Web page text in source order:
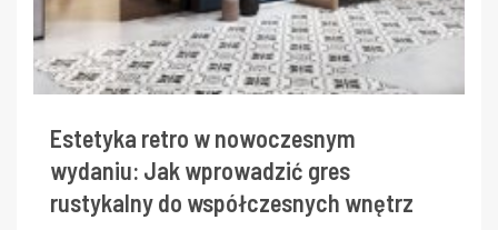
Estetyka retro w nowoczesnym
wydaniu: Jak wprowadzić gres
rustykalny do współczesnych wnętrz